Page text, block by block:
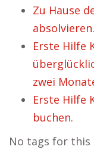
Zu Hause
absolvieren.
Erste Hilfe
zwei
Erste Hilfe
buchen.
No tags for this